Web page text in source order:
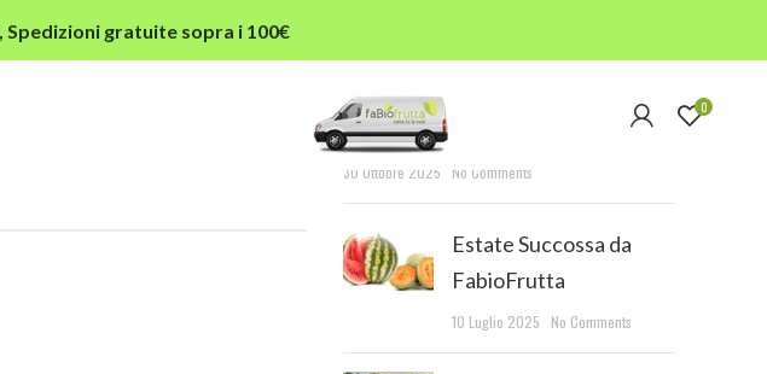
Spedizioni gratuite sopra i 100€
0
RECENT POSTS
L’autunno in tavola
30 Ottobre 2025 No Comments
Estate Succossa da
FabioFrutta
10 Luglio 2025 No Comments